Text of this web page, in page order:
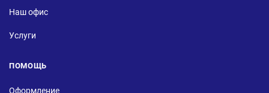
Наш офис
Услуги
ПОМОЩЬ
Оформление